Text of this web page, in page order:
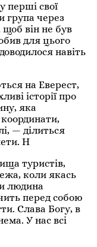
перші свої
група через
він не був
для цього
навіть
на Еверест,
історії про
яка
— ділиться
Н
туристів,
коли якась
людина
перед собою
Слава Богу, в
У нас всі